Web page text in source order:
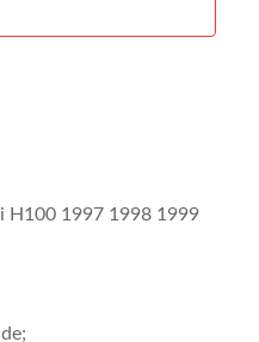
H100 1997 1998 1999